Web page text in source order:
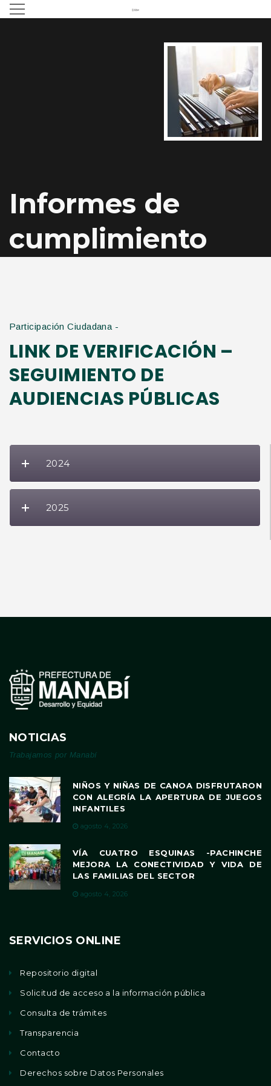
Informes de
cumplimiento
Participación Ciudadana -
LINK DE VERIFICACIÓN –
SEGUIMIENTO DE
AUDIENCIAS PÚBLICAS
2024
2025
NOTICIAS
Trabajamos por Manabí
NIÑOS Y NIÑAS DE CANOA DISFRUTARON
CON ALEGRÍA LA APERTURA DE JUEGOS
INFANTILES
agosto 4, 2026
VÍA CUATRO ESQUINAS -PACHINCHE
MEJORA LA CONECTIVIDAD Y VIDA DE
LAS FAMILIAS DEL SECTOR
agosto 4, 2026
SERVICIOS ONLINE
Repositorio digital
Solicitud de acceso a la información pública
Consulta de trámites
Transparencia
Contacto
Derechos sobre Datos Personales